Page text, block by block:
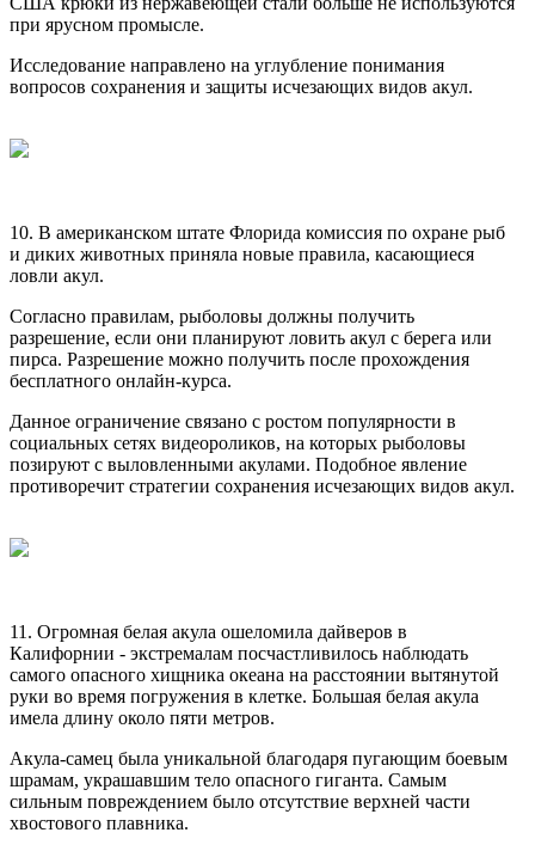
при ярусном промысле.
Исследование направлено на углубление понимания
вопросов сохранения и защиты исчезающих видов акул.
10. В американском штате Флорида комиссия по охране рыб
и диких животных приняла новые правила, касающиеся
ловли акул.
Согласно правилам, рыболовы должны получить
разрешение, если они планируют ловить акул с берега или
пирса. Разрешение можно получить после прохождения
бесплатного онлайн-курса.
Данное ограничение связано с ростом популярности в
социальных сетях видеороликов, на которых рыболовы
позируют с выловленными акулами. Подобное явление
противоречит стратегии сохранения исчезающих видов акул.
11. Огромная белая акула ошеломила дайверов в
Калифорнии - экстремалам посчастливилось наблюдать
самого опасного хищника океана на расстоянии вытянутой
руки во время погружения в клетке. Большая белая акула
имела длину около пяти метров.
Акула-самец была уникальной благодаря пугающим боевым
шрамам, украшавшим тело опасного гиганта. Самым
сильным повреждением было отсутствие верхней части
хвостового плавника.